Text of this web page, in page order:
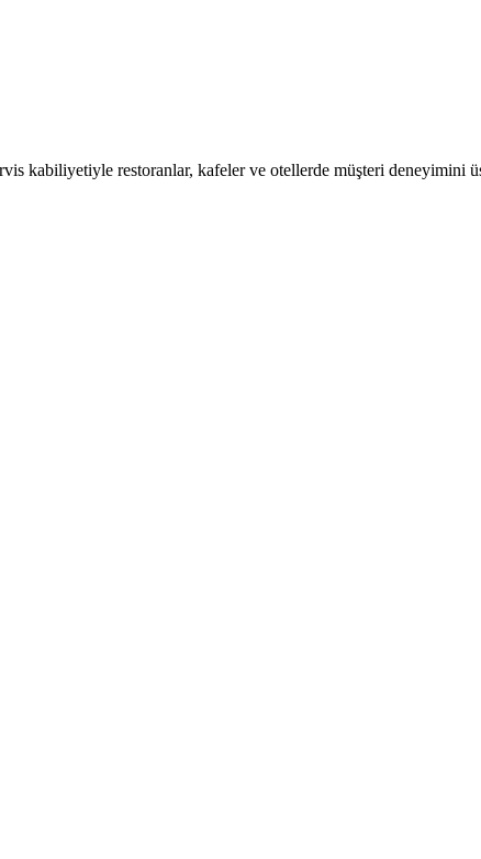
kabiliyetiyle restoranlar, kafeler ve otellerde müşteri deneyimini